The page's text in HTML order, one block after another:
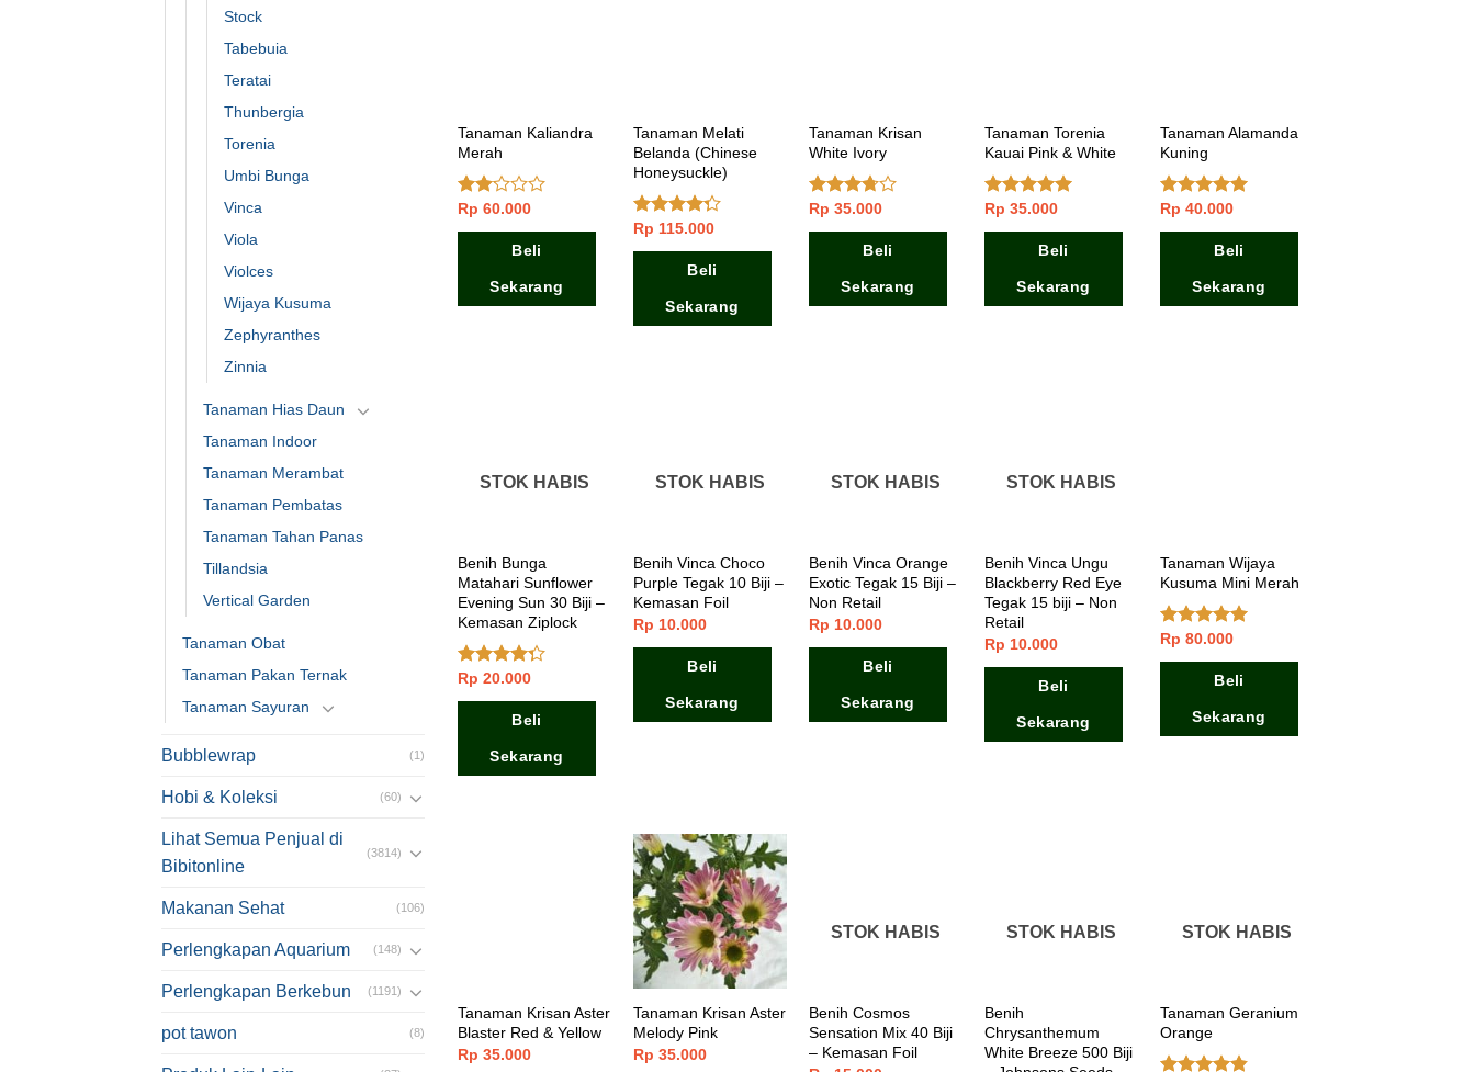
Stock
Tabebuia
Teratai
Thunbergia
Torenia
Umbi Bunga
Vinca
Viola
Violces
Wijaya Kusuma
Zephyranthes
Zinnia
Tanaman Hias Daun
Tanaman Indoor
Tanaman Merambat
Tanaman Pembatas
Tanaman Tahan Panas
Tillandsia
Vertical Garden
Tanaman Obat
Tanaman Pakan Ternak
Tanaman Sayuran
Bubblewrap (1)
Hobi & Koleksi (60)
Lihat Semua Penjual di
Bibitonline
(3814)
Makanan Sehat (106)
Perlengkapan Aquarium (148)
Perlengkapan Berkebun (1191)
pot tawon (8)
Tanaman Kaliandra
Merah
Dinilai
Rp 60.000
Beli
Sekarang
Tanaman Melati
Belanda (Chinese
Honeysuckle)
Dinilai
Rp 115.000
Beli
Sekarang
Tanaman Krisan
White Ivory
Dinilai
Rp 35.000
Beli
Sekarang
Tanaman Torenia
Kauai Pink & White
Dinilai5.00
Rp 35.000
Beli
Sekarang
Tanaman Alamanda
Kuning
Dinilai5.00
Rp 40.000
Beli
Sekarang
STOK HABIS
Benih Bunga
Matahari Sunflower
Evening Sun 30 Biji –
Kemasan Ziplock
Dinilai
Rp 20.000
Beli
Sekarang
STOK HABIS
Benih Vinca Choco
Purple Tegak 10 Biji –
Kemasan Foil
Rp 10.000
Beli
Sekarang
STOK HABIS
Benih Vinca Orange
Exotic Tegak 15 Biji –
Non Retail
Rp 10.000
Beli
Sekarang
STOK HABIS
Benih Vinca Ungu
Blackberry Red Eye
Tegak 15 biji – Non
Retail
Rp 10.000
Beli
Sekarang
Tanaman Wijaya
Kusuma Mini Merah
Dinilai5.00
Rp 80.000
Beli
Sekarang
Tanaman Krisan Aster
Blaster Red & Yellow
Rp 35.000
Tanaman Krisan Aster
Melody Pink
Rp 35.000
STOK HABIS
Benih Cosmos
Sensation Mix 40 Biji
– Kemasan Foil
STOK HABIS
Benih
Chrysanthemum
White Breeze 500 Biji
STOK HABIS
Tanaman Geranium
Orange